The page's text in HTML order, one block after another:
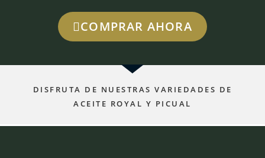
COMPRAR AHORA
DISFRUTA DE NUESTRAS VARIEDADES DE
ACEITE ROYAL Y PICUAL